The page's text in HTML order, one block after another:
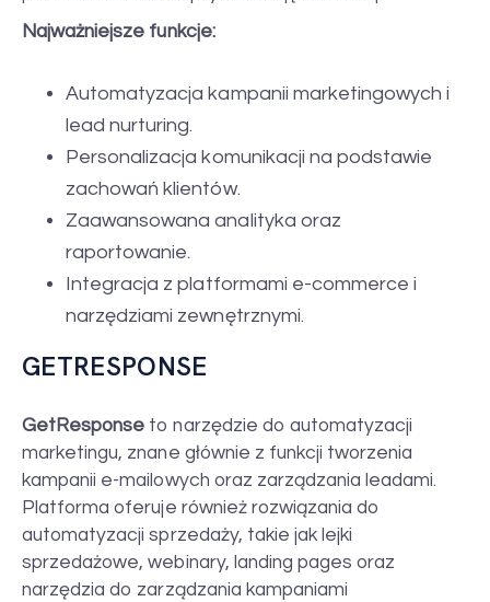
Najważniejsze funkcje:
Automatyzacja kampanii marketingowych i
lead nurturing.
Personalizacja komunikacji na podstawie
zachowań klientów.
Zaawansowana analityka oraz
raportowanie.
Integracja z platformami e-commerce i
narzędziami zewnętrznymi.
GETRESPONSE
GetResponse to narzędzie do automatyzacji
marketingu, znane głównie z funkcji tworzenia
kampanii e-mailowych oraz zarządzania leadami.
Platforma oferuje również rozwiązania do
automatyzacji sprzedaży, takie jak lejki
sprzedażowe, webinary, landing pages oraz
narzędzia do zarządzania kampaniami